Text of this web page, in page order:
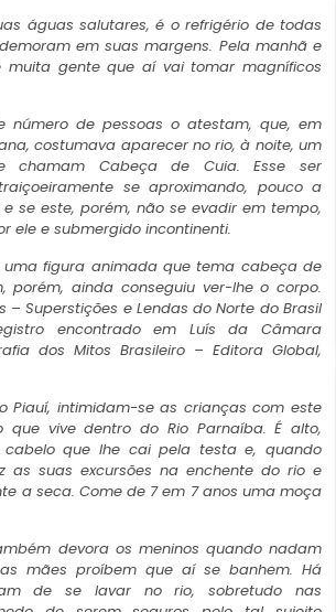
águas salutares, é o refrigério de todas
em suas margens. Pela manhã e
muita gente que aí vai tomar magníficos
número de pessoas o atestam, que, em
costumava aparecer no rio, à noite, um
chamam Cabeça de Cuia. Esse ser
se aproximando, pouco a
se este, porém, não se evadir em tempo,
ele e submergido incontinenti.
uma figura animada que tema cabeça de
porém, ainda conseguiu ver-lhe o corpo.
– Superstições e Lendas do Norte do Brasil
encontrado em Luís da Câmara
dos Mitos Brasileiro – Editora Global,
Piauí, intimidam-se as crianças com este
que vive dentro do Rio Parnaíba. É alto,
que lhe cai pela testa e, quando
as suas excursões na enchente do rio e
a seca. Come de 7 em 7 anos uma moça
devora os meninos quando nadam
mães proíbem que aí se banhem. Há
de se lavar no rio, sobretudo nas